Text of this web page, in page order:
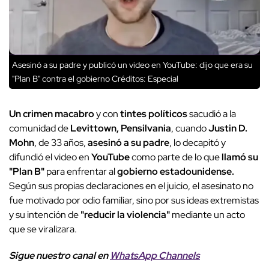
Asesinó a su padre y publicó un video en YouTube: dijo que era su
"Plan B" contra el gobiernoCréditos: Especial
Un crimen macabroy contintes políticossacudió a la
comunidad deLevittown, Pensilvania, cuandoJustin D.
Mohn, de 33 años,asesinó a su padre, lo decapitó y
difundió el video enYouTubecomo parte de lo quellamó su
"Plan B"para enfrentar algobierno estadounidense.
Según sus propias declaraciones en el juicio, el asesinato no
fue motivado por odio familiar, sino por sus ideas extremistas
y su intención de"reducir la violencia"mediante un acto
que se viralizara.
Sigue nuestro canal en WhatsApp Channels